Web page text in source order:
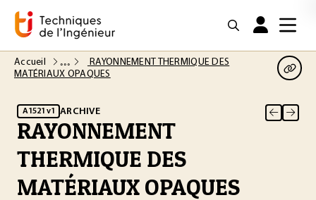
Accueil
RAYONNEMENT THERMIQUE DES
MATÉRIAUX OPAQUES
A1521 v1 ARCHIVE
RAYONNEMENT
THERMIQUE DES
MATÉRIAUX OPAQUES